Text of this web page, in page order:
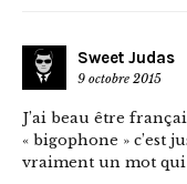
Sweet Judas
9 octobre 2015
J’ai beau être
« bigophone » c’est
vraiment un mot qui